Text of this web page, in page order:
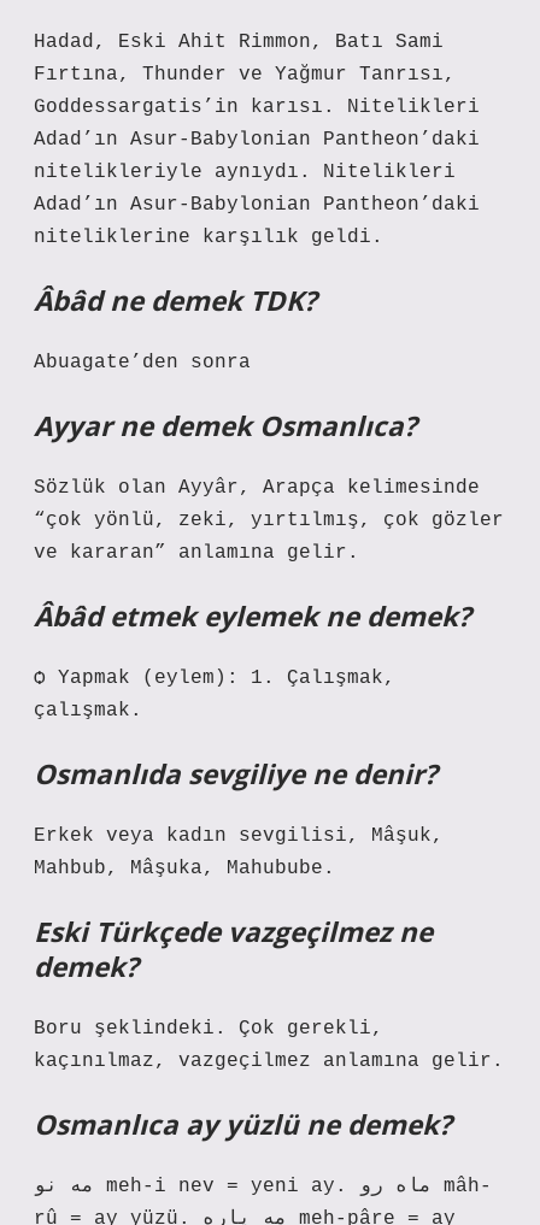
Hadad, Eski Ahit Rimmon, Batı Sami
Fırtına, Thunder ve Yağmur Tanrısı,
Goddessargatis’in karısı. Nitelikleri
Adad’ın Asur-Babylonian Pantheon’daki
nitelikleriyle aynıydı. Nitelikleri
Adad’ın Asur-Babylonian Pantheon’daki
niteliklerine karşılık geldi.
Âbâd ne demek TDK?
Abuagate’den sonra
Ayyar ne demek Osmanlıca?
Sözlük olan Ayyâr, Arapça kelimesinde
“çok yönlü, zeki, yırtılmış, çok gözler
ve kararan” anlamına gelir.
Âbâd etmek eylemek ne demek?
ѻ Yapmak (eylem): 1. Çalışmak,
çalışmak.
Osmanlıda sevgiliye ne denir?
Erkek veya kadın sevgilisi, Mâşuk,
Mahbub, Mâşuka, Mahubube.
Eski Türkçede vazgeçilmez ne
demek?
Boru şeklindeki. Çok gerekli,
kaçınılmaz, vazgeçilmez anlamına gelir.
Osmanlıca ay yüzlü ne demek?
مه نو meh-i nev = yeni ay. ماه رو mâh-
rû = ay yüzü. مه پاره meh-pâre = ay